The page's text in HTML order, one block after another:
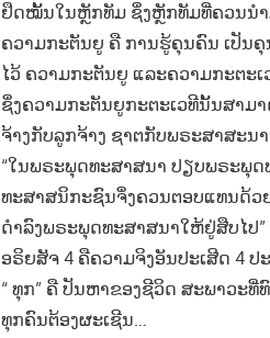
ຢຶດໝັ້ນໃນຫຼັກທັມ ຊຶ່ງຫຼັກທັມທີ່ຄວນນ
ຄວາມກະຕັນຍູ ຄື ການຮູ້ຄຸນຄົນ ເປັນ
ໄວ້ ຄວາມກະຕັນຍູ ແລະຄວາມກະຕະ
ຊຶ່ງຄວາມກະຕັນຍູກະຕະເວທີນັ້ນສາມ
ຈ້າງກັບລູກຈ້າງ ຊາຕກັບພຣະສາສະນ
“ໃນພຣະພຸດທະສາສນາ ປຽບພຣະພຸ
ທະສາສນິກະຊົນຈຶ່ງຄວນຕອບແທນດ້ວ
ດຳລົງພຣະພຸດທະສາສນາໃຫ້ຢູ່ສືບໄປ”
ອຣິຍສັຈ 4 ຄືຄວາມຈິງອັນປະເສີດ 4
“ ທຸກ” ຄື ປັນຫາຂອງຊີວິດ ສະພາວະ
ທຸກຄົນຕ້ອງຜະເຊີນ…